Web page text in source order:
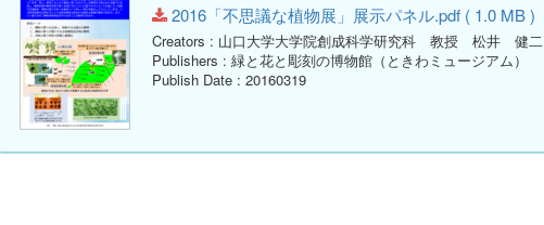
2016「不思議な植物展」展示パネル.pdf ( 1.0 MB )
Creators : 山口大学大学院創成科学研究科 教授 松井 健二
Publishers : 緑と花と彫刻の博物館（ときわミュージアム）
Publish Date : 20160319